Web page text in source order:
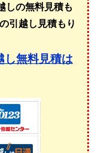
しの無料見積も
引越し見積もり
し無料見積は